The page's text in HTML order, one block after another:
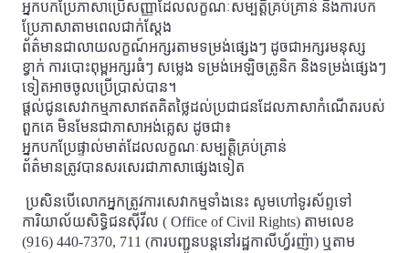
អ្នកបកប្រែភាសាប្រើសញ្ញាដែលលក្ខណៈសម្បត្តិគ្រប់គ្រាន់ និងការបក
ប្រែភាសាតាមពេលជាក់ស្តែង
ព័ត៌មានជាលាយលក្ខណ៍អក្សរតាមទម្រង់ផ្សេងៗ ដូចជាអក្សរមនុស្ស
ខ្វាក់ ការបោះពុម្ពអក្សរធំៗ សម្លេង ទម្រង់អេឡិចត្រូនិក និងទម្រង់ផ្សេងៗ
ទៀតអាចចូលប្រើប្រាស់បាន។
ផ្តល់ជូនសេវាកម្មភាសាឥតគិតថ្លៃដល់ប្រជាជនដែលភាសាកំណើតរបស់
ពួកគេ មិនមែនជាភាសាអង់គ្លេស ដូចជា៖
អ្នកបកប្រែផ្ទាល់មាត់ដែលលក្ខណៈសម្បត្តិគ្រប់គ្រាន់
ព័ត៌មានត្រូវបានសរសេរជាភាសាផ្សេងទៀត
ប្រសិនបើលោកអ្នកត្រូវការសេវាកម្មទាំងនេះ សូមហៅទូរស័ព្ទទៅ
ការិយាល័យសិទ្ធិជនស៊ីវីល ( Office of Civil Rights) តាមលេខ
(916) 440-7370, 711 (ការបញ្ជូនបន្តនៅរដ្ឋកាលីហ្វ័រញ៉ា) ឬតាម